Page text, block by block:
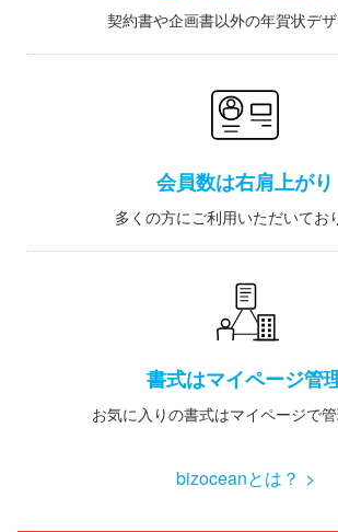
契約書や企画書以外の年賀状デ
会員数は右肩上がり
多くの方にご利用いただいてお
書式はマイページ管
お気に入りの書式はマイページで
bizoceanとは？ >